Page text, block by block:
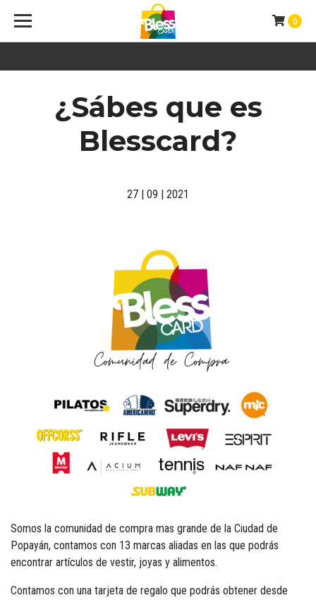
0
¿Sábes que es
Blesscard?
27 | 09 | 2021
Somos la comunidad de compra mas grande de la Ciudad de
Popayán, contamos con 13 marcas aliadas en las que podrás
encontrar artículos de vestir, joyas y alimentos.
Contamos con una tarjeta de regalo que podrás obtener desde